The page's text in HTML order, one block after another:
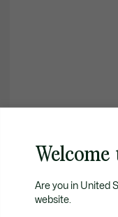
Are you in United
website.